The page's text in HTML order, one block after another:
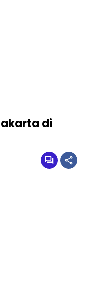
di